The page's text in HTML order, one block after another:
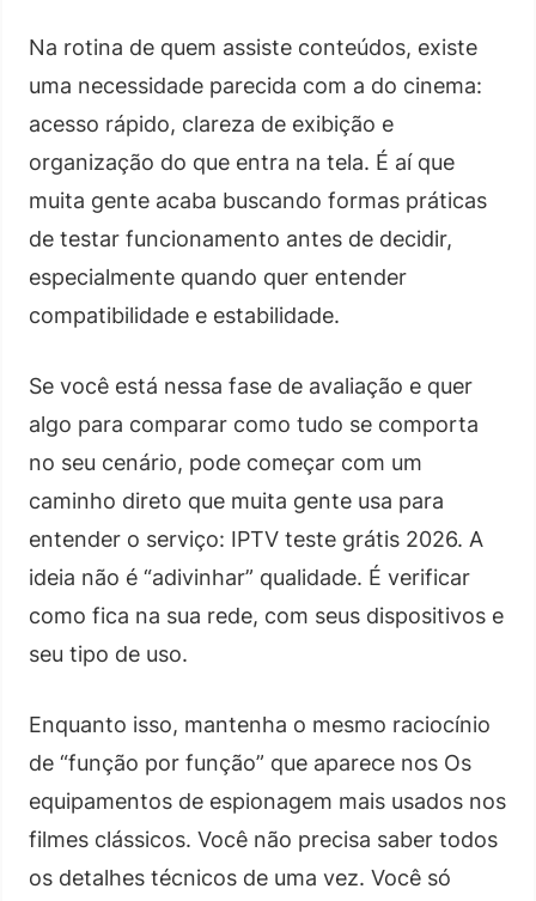
Na rotina de quem assiste conteúdos, existe
uma necessidade parecida com a do cinema:
acesso rápido, clareza de exibição e
organização do que entra na tela. É aí que
muita gente acaba buscando formas práticas
de testar funcionamento antes de decidir,
especialmente quando quer entender
compatibilidade e estabilidade.
Se você está nessa fase de avaliação e quer
algo para comparar como tudo se comporta
no seu cenário, pode começar com um
caminho direto que muita gente usa para
entender o serviço: IPTV teste grátis 2026. A
ideia não é “adivinhar” qualidade. É verificar
como fica na sua rede, com seus dispositivos e
seu tipo de uso.
Enquanto isso, mantenha o mesmo raciocínio
de “função por função” que aparece nos Os
equipamentos de espionagem mais usados nos
filmes clássicos. Você não precisa saber todos
os detalhes técnicos de uma vez. Você só